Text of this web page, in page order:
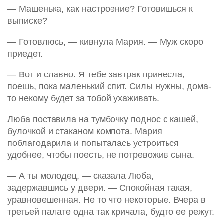
— Машенька, как настроение? Готовишься к
выписке?
— Готовлюсь, — кивнула Мария. — Муж скоро
приедет.
— Вот и славно. Я тебе завтрак принесла,
поешь, пока маленький спит. Силы нужны, дома-
то некому будет за тобой ухаживать.
Люба поставила на тумбочку поднос с кашей,
булочкой и стаканом компота. Мария
поблагодарила и попыталась устроиться
удобнее, чтобы поесть, не потревожив сына.
— А ты молодец, — сказала Люба,
задержавшись у двери. — Спокойная такая,
уравновешенная. Не то что некоторые. Вчера в
третьей палате одна так кричала, будто ее режут.